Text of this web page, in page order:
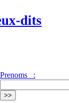
dits
Prenoms :